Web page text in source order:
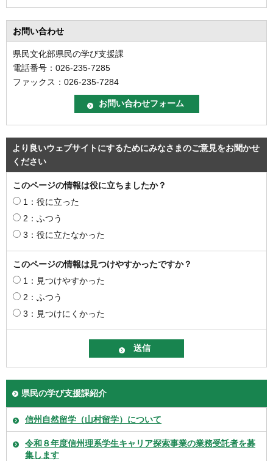
お問い合わせ
県民文化部県民の学び支援課
電話番号：026-235-7285
ファックス：026-235-7284
より良いウェブサイトにするためにみなさまのご意見をお聞かせ
ください
このページの情報は役に立ちましたか？
1：役に立った
2：ふつう
3：役に立たなかった
このページの情報は見つけやすかったですか？
1：見つけやすかった
2：ふつう
3：見つけにくかった
県民の学び支援課紹介
信州自然留学（山村留学）について
令和８年度信州理系学生キャリア探索事業の業務受託者を募
集します